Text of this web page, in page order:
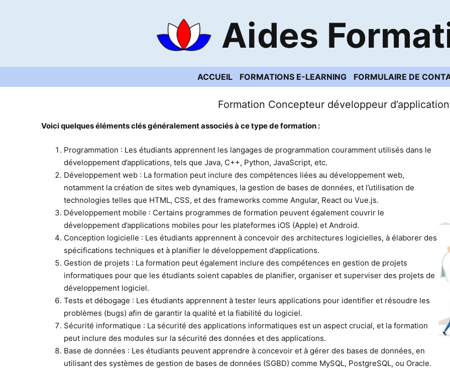
Aides
ACCUEIL FORMATIONS E-LEARNING FORMULAIRE DE
Formation Concepteur développeur d’application
Voici quelques éléments clés généralement associés à ce type de formation :
Programmation : Les étudiants apprennent les langages de programmation couramment utilisés dans le
développement d’applications, tels que Java, C++, Python, JavaScript, etc.
Développement web : La formation peut inclure des compétences liées au développement web,
notamment la création de sites web dynamiques, la gestion de bases de données, et l’utilisation de
technologies telles que HTML, CSS, et des frameworks comme Angular, React ou Vue.js.
Développement mobile : Certains programmes de formation peuvent également couvrir le
développement d’applications mobiles pour les plateformes iOS (Apple) et Android.
Conception logicielle : Les étudiants apprennent à concevoir des architectures logicielles, à élaborer des
spécifications techniques et à planifier le développement d’applications.
Gestion de projets : La formation peut également inclure des compétences en gestion de projets
informatiques pour que les étudiants soient capables de planifier, organiser et superviser des projets de
développement logiciel.
Tests et débogage : Les étudiants apprennent à tester leurs applications pour identifier et résoudre les
problèmes (bugs) afin de garantir la qualité et la fiabilité du logiciel.
Sécurité informatique : La sécurité des applications informatiques est un aspect crucial, et la formation
peut inclure des modules sur la sécurité des données et des applications.
Base de données : Les étudiants peuvent apprendre à concevoir et à gérer des bases de données, en
utilisant des systèmes de gestion de bases de données (SGBD) comme MySQL, PostgreSQL, ou Oracle.